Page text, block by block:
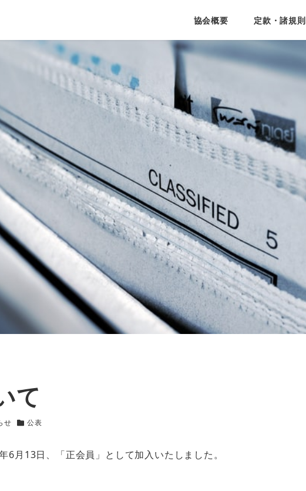
協会概要 定款・諸規則
て
せ
カテゴリー
公表
月13日、「正会員」として加入いたしました。